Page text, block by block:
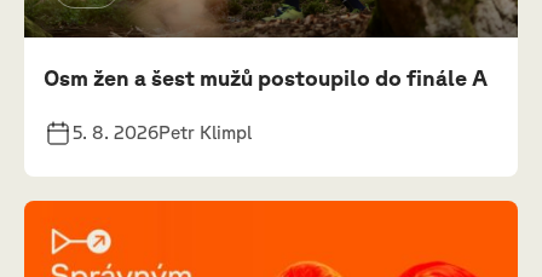
Osm žen a šest mužů postoupilo do finále A
5. 8. 2026Petr Klimpl